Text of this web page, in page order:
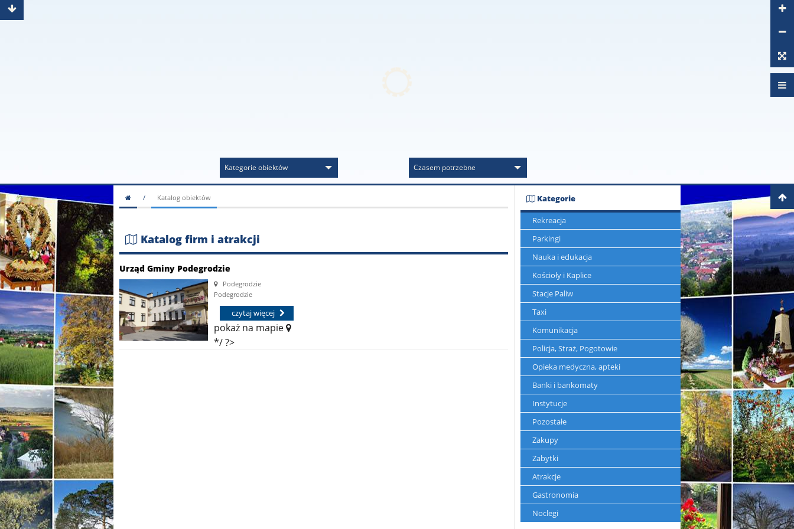
Kategorie obiektów Czasem potrzebne
/ Katalog obiektów
Katalog firm i atrakcji
Urząd Gminy Podegrodzie
Podegrodzie
Podegrodzie
czytaj więcej
pokaż na mapie
*/ ?>
Kategorie
Rekreacja
Parkingi
Nauka i edukacja
Kościoły i Kaplice
Stacje Paliw
Taxi
Komunikacja
Policja, Straż, Pogotowie
Opieka medyczna, apteki
Banki i bankomaty
Instytucje
Pozostałe
Zakupy
Zabytki
Atrakcje
Gastronomia
Noclegi